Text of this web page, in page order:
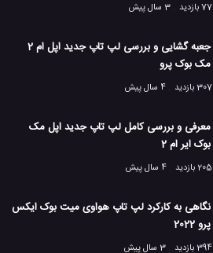
77 بازدید
3 سال پیش
جعبه گشایی و بررسی لپ تاپ جدید اپل ام 2
مک بوک پرو
307 بازدید
4 سال پیش
معرفی و بررسی کامل لپ تاپ جدید اپل مک
بوک ایر ام 2
205 بازدید
4 سال پیش
نگاهی به کارکرد لپ تاپ هواوی میت بوک ایکس
پرو 2022
394 بازدید
3 سال پیش